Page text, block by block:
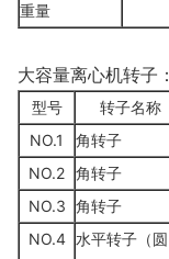
重量
大容量离心机转子：
型号 转子名称
NO.1
角转子
NO.2 角转子
NO.3 角转子
NO.4 水平转子（圆